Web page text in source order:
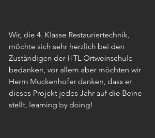
Wir, die 4. Klasse Restauriertechnik,
möchte sich sehr herzlich bei den
Zuständigen der HTL Ortweinschule
bedanken, vor allem aber möchten wir
Herrn Muckenhofer danken, dass er
dieses Projekt jedes Jahr auf die Beine
stellt, learning by doing!